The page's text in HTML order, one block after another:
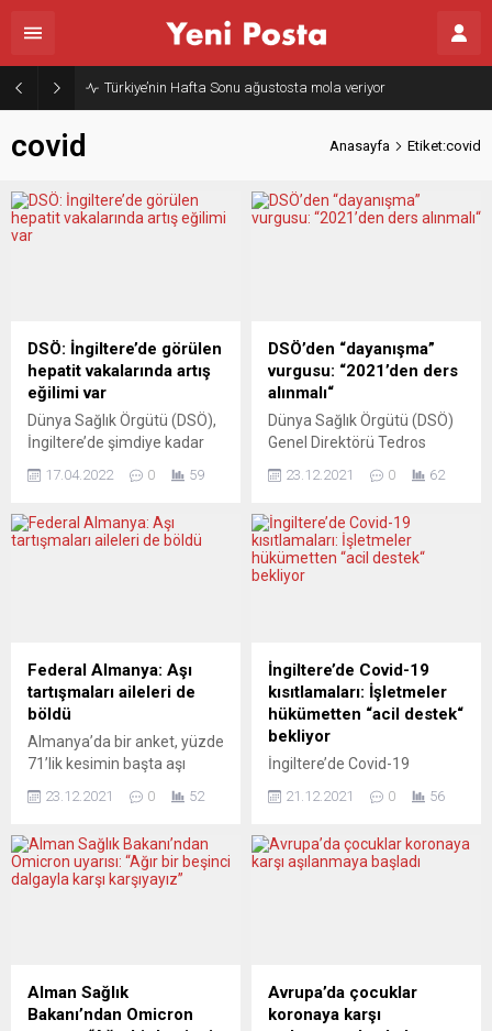
Türkiye’nin Hafta Sonu ağustosta mola veriyor
covid Anasayfa Etiket:covid
DSÖ: İngiltere’de görülen
hepatit vakalarında artış
eğilimi var
Dünya Sağlık Örgütü (DSÖ),
İngiltere’de şimdiye kadar
“gizemli hepatit” vakalarının
bildirdi. Örgütten, AA
muhabirinin hepatit
nedeni belirsiz hepatit
virüsünün Covid-19 ile
bağlantılı olup olmadığı
Açıklamada, İngiltere’de...
17.04.2022 0 59
DSÖ’den “dayanışma”
vurgusu: “2021’den ders
alınmalı“
Dünya Sağlık Örgütü (DSÖ)
Genel Direktörü Tedros
Covid-19 salgını nedeniyle
geçtiğini ve ders alınması
gerektiğini belirterek “2022,
Covid-19 salgınının sonu
başlangıcı olmalı“ dedi. DSÖ
Genel Direktörü
Ghebreyesus, örgütün
Cenevre’deki merkezinde
yaptığı...
23.12.2021 0 62
Federal Almanya: Aşı
tartışmaları aileleri de
böldü
Almanya’da bir anket, yüzde
71’lik kesimin başta aşı
korona konusunda tartışma
Psikologlar Noel dönemi
öncesinde hoşgörü ve saygı
yılda getirilmesi planlanan
aşı zorunluluğu toplumda
23.12.2021 0 52
İngiltere’de Covid-19
kısıtlamaları: İşletmeler
hükümetten “acil destek“
bekliyor
İngiltere’de Covid-19
işletmeler hükümetten “acil
İngiltere’de son dönemde
koronavirüs (Covid-19)
hükümetten “acil mali
destek” talep ediyor. Ülkede
21.12.2021 0 56
Alman Sağlık
Bakanı’ndan Omicron
Avrupa’da çocuklar
koronaya karşı